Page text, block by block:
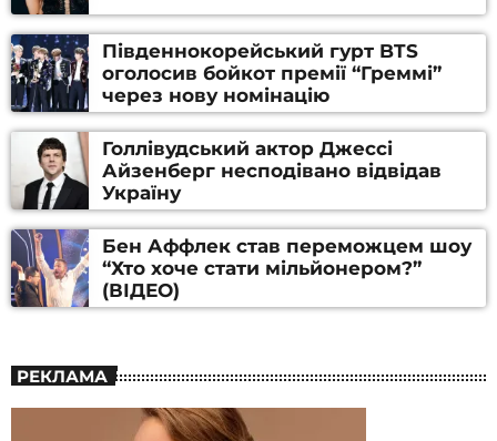
Південнокорейський гурт BTS
оголосив бойкот премії “Греммі”
через нову номінацію
Голлівудський актор Джессі
Айзенберг несподівано відвідав
Україну
Бен Аффлек став переможцем шоу
“Хто хоче стати мільйонером?”
(ВІДЕО)
РЕКЛАМА